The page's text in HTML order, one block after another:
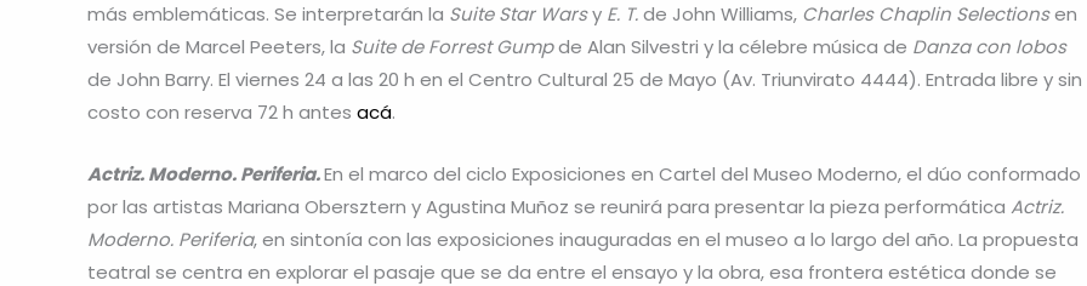
más emblemáticas. Se interpretarán la Suite Star Warsy E. T.de John Williams, Charles Chaplin Selectionsen
versión de Marcel Peeters, la Suite de Forrest Gumpde Alan Silvestri y la célebre música de Danza con lobos
de John Barry. El viernes 24 a las 20 h en el Centro Cultural 25 de Mayo (Av. Triunvirato 4444). Entrada libre y sin
costo con reserva 72 h antes acá.
Actriz. Moderno. Periferia.En el marco del ciclo Exposiciones en Cartel del Museo Moderno, el dúo conformado
por las artistas Mariana Obersztern y Agustina Muñoz se reunirá para presentar la pieza performática Actriz.
Moderno. Periferia, en sintonía con las exposiciones inauguradas en el museo a lo largo del año. La propuesta
teatral se centra en explorar el pasaje que se da entre el ensayo y la obra, esa frontera estética donde se